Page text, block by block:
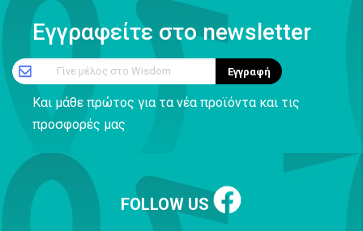
Εγγραφείτε στο newsletter
Γίνε μέλος στο Wisdom Εγγραφή
Και μάθε πρώτος για τα νέα προϊόντα και τις
προσφορές μας
FOLLOW US